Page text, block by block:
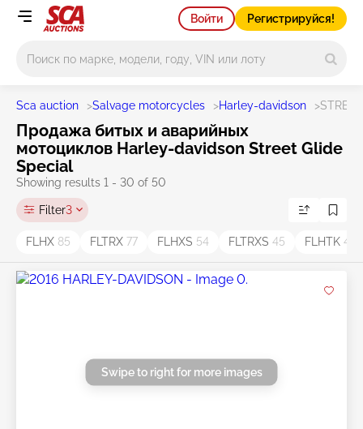
Войти Регистрируйся!
Sca auction >Salvage motorcycles >Harley-davidson >
Продажа битых и аварийных
мотоциклов Harley-davidson Street Glide
Special
Showing results 1 - 30 of 50
Filter3
FLHX 85 FLTRX 77 FLHXS 54 FLTRXS 45 FLHTK 44
Swipe to right for more images